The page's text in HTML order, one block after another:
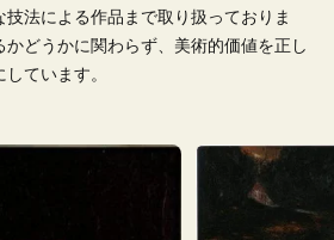
法による作品まで取り扱っておりま
どうかに関わらず、美術的価値を正し
ています。